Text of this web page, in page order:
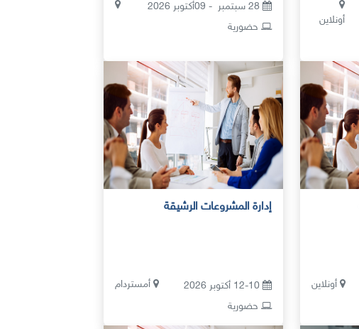
أونلاين
28 سبتمبر - 09أكتوبر 2026
حضورية
أونلاين
إدارة المشروعات الرشيقة
12-10 أكتوبر 2026
أمستردام
حضورية